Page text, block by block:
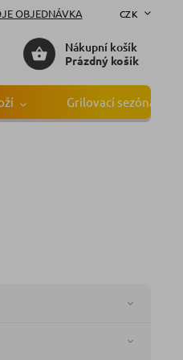
OBJEDNÁVKA CZK
Nákupní košík
Prázdný košík
Grilovací sezóna